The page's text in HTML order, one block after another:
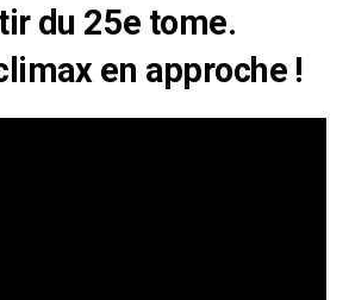
du 25e tome.
en approche !